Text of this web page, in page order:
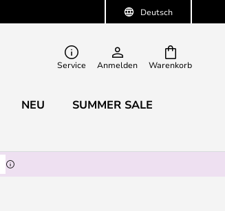
Deutsch
Warenkorb
Service Anmelden
NEU SUMMER SALE